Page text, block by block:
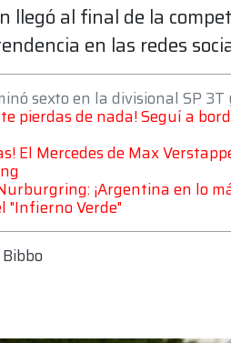
llegó al final de la
en las redes
sexto en la divisional SP
pierdas de nada! Seguí a
El Mercedes de Max
¡Argentina en lo
"Infierno Verde"